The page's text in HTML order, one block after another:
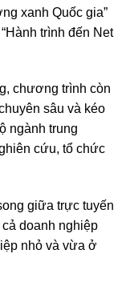
xanh Quốc gia”
trình đến Net
chương trình còn
sâu và kéo
ngành trung
cứu, tổ chức
giữa trực tuyến
doanh nghiệp
nhỏ và vừa ở